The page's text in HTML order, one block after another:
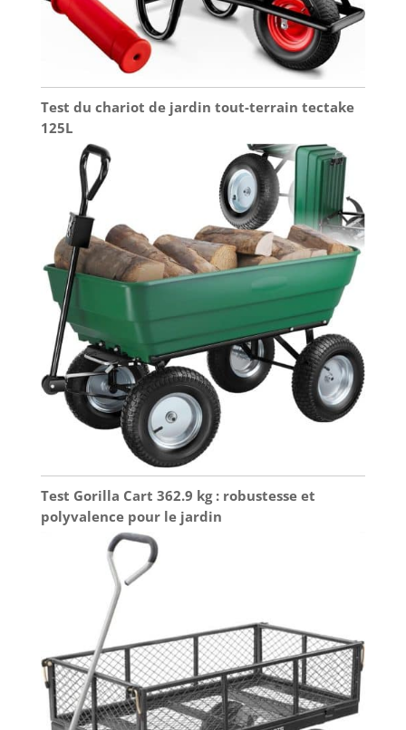
Test du chariot de jardin tout-terrain tectake
125L
Test Gorilla Cart 362.9 kg : robustesse et
polyvalence pour le jardin